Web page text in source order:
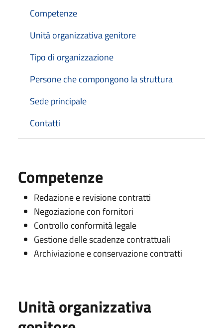
Competenze
Unità organizzativa genitore
Tipo di organizzazione
Persone che compongono la struttura
Sede principale
Contatti
Competenze
Redazione e revisione contratti
Negoziazione con fornitori
Controllo conformità legale
Gestione delle scadenze contrattuali
Archiviazione e conservazione contratti
Unità organizzativa